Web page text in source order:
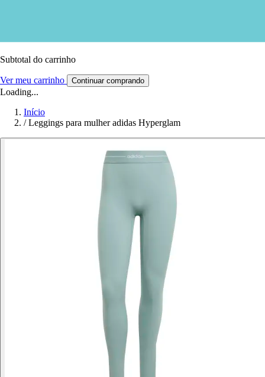
Subtotal do carrinho
Ver meu carrinho Continuar comprando
Loading...
Início
/ Leggings para mulher adidas Hyperglam